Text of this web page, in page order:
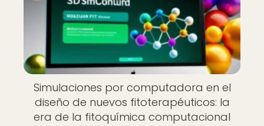
Simulaciones por computadora en el
diseño de nuevos fitoterapéuticos: la
era de la fitoquímica computacional